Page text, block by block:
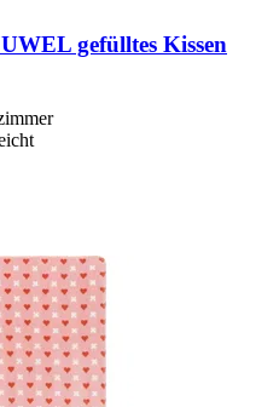
gefülltes Kissen